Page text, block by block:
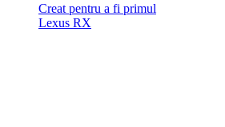
Creat pentru a fi primul
Lexus RX